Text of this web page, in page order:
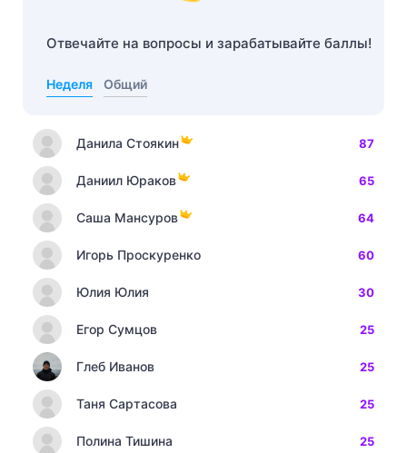
Отвечайте на вопросы и зарабатывайте баллы!
Неделя Общий
Данила Стоякин 87
Даниил Юраков 65
Саша Мансуров 64
Игорь Проскуренко 60
Юлия Юлия 30
Егор Сумцов 25
Глеб Иванов 25
Таня Сартасова 25
Полина Тишина 25